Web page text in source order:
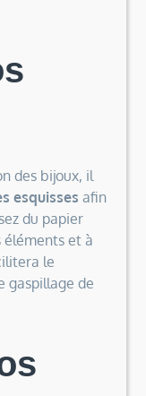
des bijoux, il
esquisses afin
du papier
et à
le
gaspillage de